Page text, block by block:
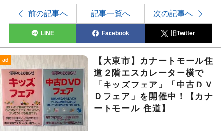
前の記事へ 記事一覧へ 次の記事へ
LINE Facebook 旧Twitter
ad
【大東市】カナートモール住
道２階エスカレーター横で
「キッズフェア」「中古ＤＶ
Ｄフェア」を開催中！【カナ
ートモール 住道】